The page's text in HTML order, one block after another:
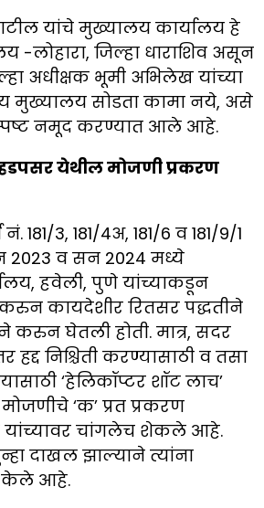
यांचे मुख्यालय कार्यालय हे
-लोहारा, जिल्हा धाराशिव असून
अधीक्षक भूमी अभिलेख यांच्या
मुख्यालय सोडता कामा नये, असे
नमूद करण्यात आले आहे.
येथील मोजणी प्रकरण
181/3, 181/4अ, 181/6 व 181/9/1
2023 व सन 2024 मध्ये
हवेली, पुणे यांच्याकडून
कायदेशीर रितसर पद्धतीने
करुन घेतली होती. मात्र, सदर
निश्चिती करण्यासाठी व तसा
‘हेलिकॉप्टर शॉट लाच’
‘क’ प्रत प्रकरण
यांच्यावर चांगलेच शेकले आहे.
दाखल झाल्याने त्यांना
केले आहे.